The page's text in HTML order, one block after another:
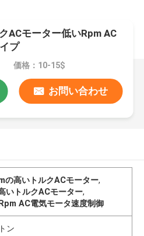
ACモーター低いRpm AC
プ
価格：10-15$
お問い合わせ
の高いトルクACモーター,
いトルクACモーター,
AC電気モータ速度制御
ン